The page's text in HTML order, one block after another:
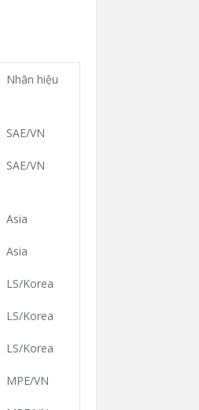
Nhãn hiệu
SAE/VN
SAE/VN
Asia
Asia
LS/Korea
LS/Korea
LS/Korea
MPE/VN